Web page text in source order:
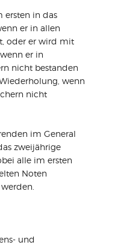
ersten in das
er in allen
oder er wird mit
er in
nicht bestanden
wenn
nicht
im General
zweijährige
alle im ersten
Noten
und